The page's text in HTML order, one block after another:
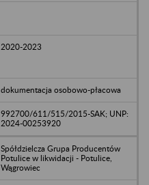
2020-2023
dokumentacja osobowo-płacowa
992700/611/515/2015-SAK; UNP:
2024-00253920
Spółdzielcza Grupa Producentów
Potulice w likwidacji - Potulice,
Wągrowiec